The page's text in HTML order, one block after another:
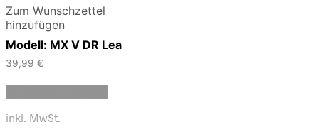
Zum Wunschzettel
hinzufügen
Modell: MX V DR Lea
39,99 €
inkl. MwSt.